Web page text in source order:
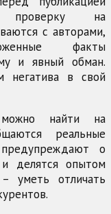
проверку на
с авторами,
факты
и явный обман.
негатива в свой
найти на
реальные
о
делятся опытом
уметь отличать